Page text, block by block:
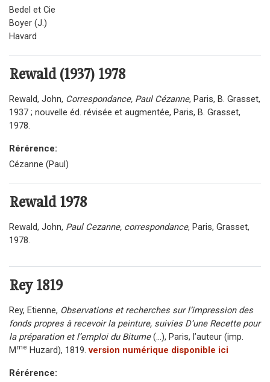
Bedel et Cie
Boyer (J.)
Havard
Rewald (1937) 1978
Rewald, John, Correspondance, Paul Cézanne, Paris, B. Grasset,
1937 ; nouvelle éd. révisée et augmentée, Paris, B. Grasset,
1978.
Rérérence:
Cézanne (Paul)
Rewald1978
Rewald, John, Paul Cezanne, correspondance, Paris, Grasset,
1978.
Rey1819
Rey, Etienne, Observations et recherches sur l’impression des
fonds propres à recevoir la peinture, suivies D’une Recette pour
la préparation et l’emploi du Bitume(...), Paris, l’auteur (imp.
Mme Huzard), 1819.version numérique disponible ici
Rérérence: